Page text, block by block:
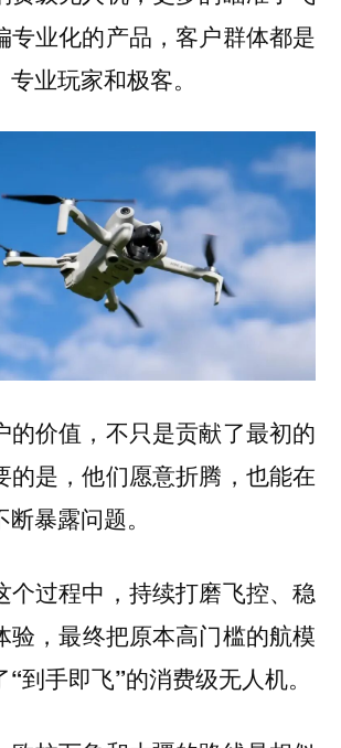
专业化的产品，客户群体都是
业玩家和极客。
的价值，不只是贡献了最初的
的是，他们愿意折腾，也能在
暴露问题。
个过程中，持续打磨飞控、稳
验，最终把原本高门槛的航模
到手即飞”的消费级无人机。